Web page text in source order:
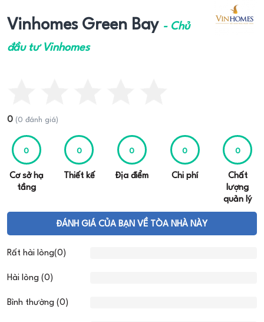
Vinhomes Green Bay - Chủ
đầu tư Vinhomes
0 (0 đánh giá)
0
Cơ sở hạ
tầng
0
Thiết kế
0
Địa điểm
0
Chi phí
0
Chất
lượng
quản lý
ĐÁNH GIÁ CỦA BẠN VỀ TÒA NHÀ NÀY
Rất hài lòng(0)
Hài lòng (0)
Bình thường (0)